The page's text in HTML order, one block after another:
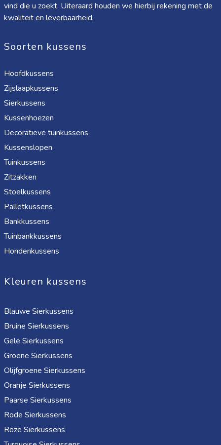
vind die u zoekt. Uiteraard houden we hierbij rekening met de
kwaliteit en leverbaarheid.
Soorten kussens
Hoofdkussens
Zijslaapkussens
Sierkussens
Kussenhoezen
Decoratieve tuinkussens
Kussenslopen
Tuinkussens
Zitzakken
Stoelkussens
Palletkussens
Bankkussens
Tuinbankkussens
Hondenkussens
Kleuren kussens
Blauwe Sierkussens
Bruine Sierkussens
Gele Sierkussens
Groene Sierkussens
Olijfgroene Sierkussens
Oranje Sierkussens
Paarse Sierkussens
Rode Sierkussens
Roze Sierkussens